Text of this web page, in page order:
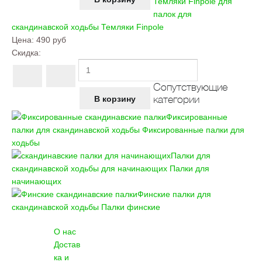
палок для
скандинавской ходьбы Темляки Finpole
Цена: 490 руб
Скидка:
Сопутствующие
категории
Фиксированные
палки для скандинавской ходьбы Фиксированные палки для
ходьбы
Палки для
скандинавской ходьбы для начинающих Палки для
начинающих
Финские палки для
скандинавской ходьбы Палки финские
О нас
Достав
ка и